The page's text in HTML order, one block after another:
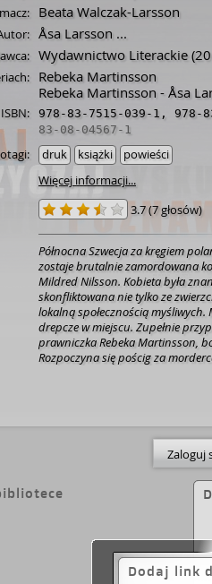
Beata Walczak-Larsson
Åsa Larsson ...
Wydawnictwo Literackie
Rebeka Martinsson
Rebeka Martinsson - Åsa
ISBN: 978-83-7515-039-1 , 978-
83-08-04567-1
druk książki
powieści
Więcej informacji...
3.7(7 głosów)
Północna Szwecja za kręgiem
zostaje brutalnie zamordowana
Mildred Nilsson. Kobieta była
skonfliktowana nie tylko ze
lokalną społecznością
drepcze w miejscu. Zupełnie
prawniczka Rebeka Martinsson,
Rozpoczyna się pościg za
Zaloguj
Dodaj link